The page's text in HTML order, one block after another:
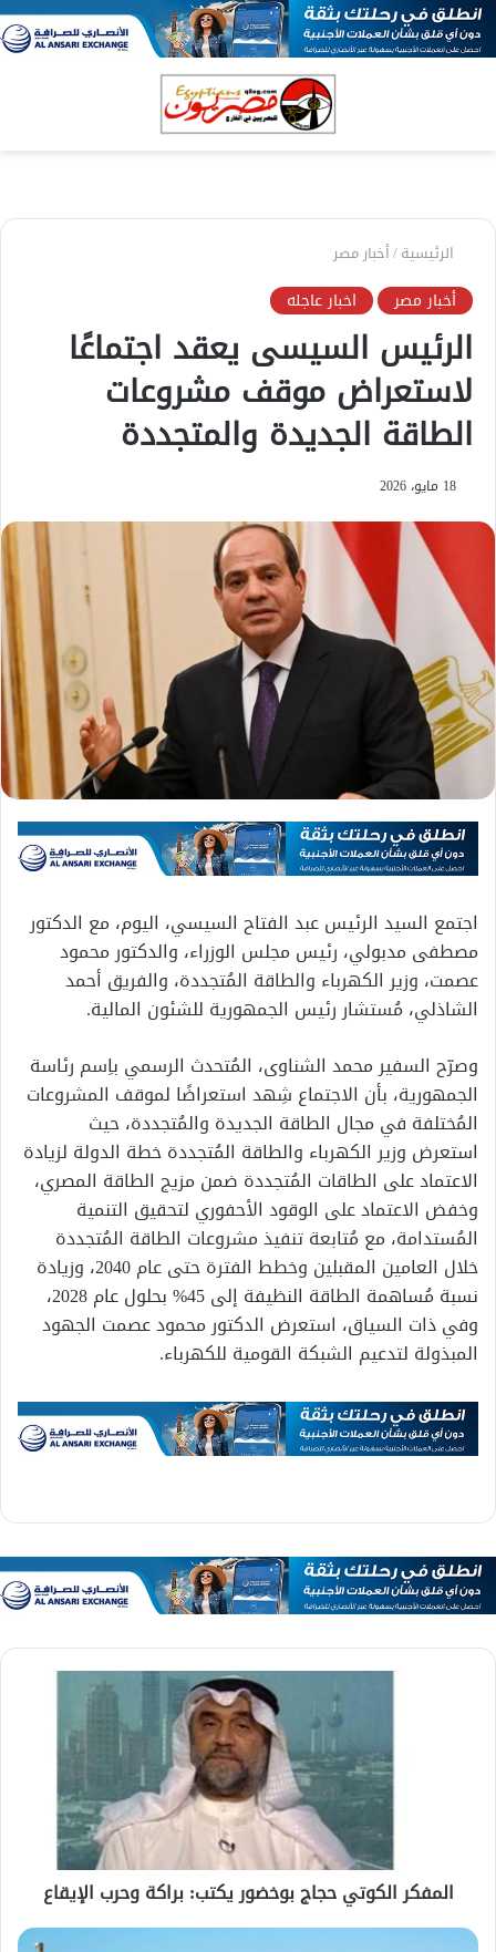
الرئيسية/أخبار مصر
أخبار مصر اخبار عاجله
الرئيس السيسى يعقد اجتماعًا
لاستعراض موقف مشروعات
الطاقة الجديدة والمتجددة
18 مايو، 2026
اجتمع السيد الرئيس عبد الفتاح السيسي، اليوم، مع الدكتور
مصطفى مدبولي، رئيس مجلس الوزراء، والدكتور محمود
عصمت، وزير الكهرباء والطاقة المُتجددة، والفريق أحمد
الشاذلي، مُستشار رئيس الجمهورية للشئون المالية.
وصرّح السفير محمد الشناوى، المُتحدث الرسمي باِسم رئاسة
الجمهورية، بأن الاجتماع شِهد استعراضًا لموقف المشروعات
المُختلفة في مجال الطاقة الجديدة والمُتجددة، حيث
استعرض وزير الكهرباء والطاقة المُتجددة خطة الدولة لزيادة
الاعتماد على الطاقات المُتجددة ضمن مزيج الطاقة المصري،
وخفض الاعتماد على الوقود الأحفوري لتحقيق التنمية
المُستدامة، مع مُتابعة تنفيذ مشروعات الطاقة المُتجددة
خلال العامين المقبلين وخطط الفترة حتى عام 2040، وزيادة
نسبة مُساهمة الطاقة النظيفة إلى 45% بحلول عام 2028،
وفي ذات السياق، استعرض الدكتور محمود عصمت الجهود
المبذولة لتدعيم الشبكة القومية للكهرباء.
المفكر الكوتي حجاج بوخضور يكتب: براكة وحرب الإيقاع